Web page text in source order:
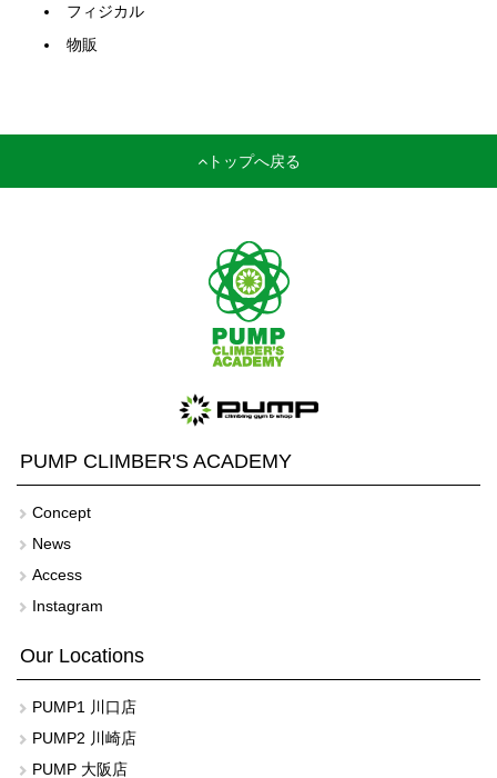
フィジカル
物販
トップへ戻る
PUMP CLIMBER'S ACADEMY
Concept
News
Access
Instagram
Our Locations
PUMP1 川口店
PUMP2 川崎店
PUMP 大阪店